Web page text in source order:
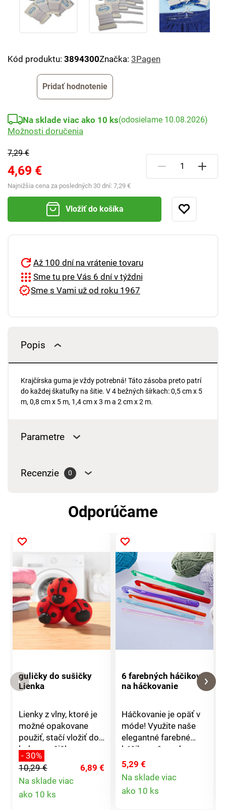
Kód produktu: 3894300Značka: 3Pagen
Pridať hodnotenie
7,29 €
4,69 €
Najnižšia cena za posledných 30 dní: 7,29 €
Na sklade viac ako 10 ks(odosielame 10.08.2026)
Možnosti doručenia
Vložiť do košíka
Až 100 dní na vrátenie tovaru
Sme tu pre Vás 6 dní v týždni
Sme s Vami už od roku 1967
Popis
Krajčírska guma je vždy potrebná! Táto zásoba preto patrí
do každej škatuľky na šitie. V 4 bežných šírkach: 0,5 cm x 5
m, 0,8 cm x 5 m, 1,4 cm x 3 m a 2 cm x 2 m.
Parametre
Recenzie 0
Odporúčame
guličky do sušičky
Lienka
Lienky z vlny, ktoré je
možné opakovane
použiť, stačí vložiť do
bubna sušičky a
bielizeň rýchlejšie
uschne. Vlákna sú
opäť príjemne mäkké.
Rýchlejšie sušenie.
- 30%
10,29 €
6,89 €
Na sklade viac
ako 10 ks
6 farebných háčikov
na háčkovanie
Háčkovanie je opäť v
móde! Využite naše
elegantné farebné
háčiky v rôznych
veľkostiach.6 druhov v
6 farbách. Pre všetky
druhy háčkovanie.
Stabilné + farebné.
5,29 €
Na sklade viac
ako 10 ks